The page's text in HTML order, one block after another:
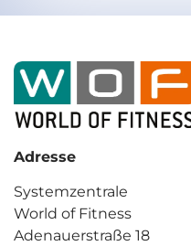
Adresse
Systemzentrale
World of Fitness
Adenauerstraße 18